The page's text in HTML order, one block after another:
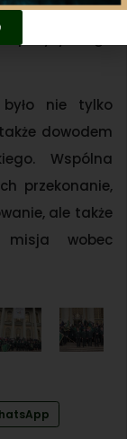
ekologiczną,
nie tylko
dowodem
Wspólna
przekonanie,
ale także
misja wobec